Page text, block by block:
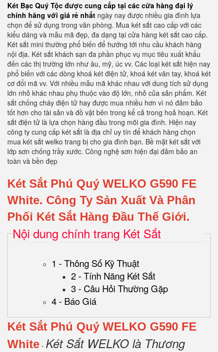
Két Bạc Quý Tộc được cung cấp tại các cửa hàng đại lý
chính hãng với giá rẻ nhất ngày nay được nhiều gia đình lựa
chọn để sử dụng trong văn phòng. Mua két sắt cao cấp với các
kiểu dáng và mẫu mã đẹp, đa dạng tại cửa hàng két sắt cao cấp.
Két sắt mini thường phổ biến để hướng tới nhu cầu khách hàng
nội địa. Két sắt khách sạn đa phần phục vụ mục tiêu xuất khẩu
đến các thị trường lớn như âu, mỹ, úc vv. Các loại két sắt hiện nay
phổ biến với các dòng khoá két điện tử, khoá két vân tay, khoá két
cơ đổi mã vv. Với nhiều mẫu mã khác nhau với dung tích sử dụng
lớn nhỏ khác nhau phụ thuộc vào độ lớn, nhỏ của sản phẩm. Két
sắt chống cháy điện tử hay được mua nhiều hơn vì nó đảm bảo
tốt hơn cho tài sản và đồ vật bên trong kể cả trong hoả hoạn. Két
sắt điện tử là lựa chọn hàng đầu trong mõi gia đình. Hiện nay
công ty cung cấp két sắt là địa chỉ uy tín để khách hàng chọn
mua két sắt welko trang bị cho gia đình bạn. Bề mặt két sắt với
lớp sơn chống trầy xước. Công nghệ sơn hiện đại đảm bảo an
toàn và bền đẹp
Két Sắt Phú Quý WELKO G590 FE
White. Công Ty Sản Xuất Và Phân
Phối Két Sắt Hàng Đầu Thế Giới.
Nội dung chính trang Két Sắt
1 - Thông Số Kỹ Thuật
2 - Tính Năng Két Sắt
3 - Câu Hỏi Thường Gặp
4 - Báo Giá
Két Sắt Phú Quý WELKO G590 FE
White - Két Sắt WELKO là Thương